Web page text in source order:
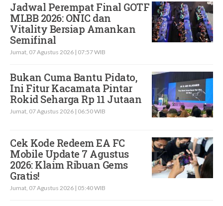
Jadwal Perempat Final GOTF
MLBB 2026: ONIC dan
Vitality Bersiap Amankan
Semifinal
Jumat, 07 Agustus 2026 | 07:57 WIB
Bukan Cuma Bantu Pidato,
Ini Fitur Kacamata Pintar
Rokid Seharga Rp 11 Jutaan
Jumat, 07 Agustus 2026 | 06:50 WIB
Cek Kode Redeem EA FC
Mobile Update 7 Agustus
2026: Klaim Ribuan Gems
Gratis!
Jumat, 07 Agustus 2026 | 05:40 WIB